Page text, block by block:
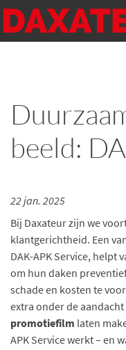
beeld:
22 jan. 2025
Bij Daxateur zijn we
klantgerichtheid. Een
DAK-APK Service, helpt
om hun daken
schade en kosten te
extra onder de
promotiefilm laten
APK Service werkt – en